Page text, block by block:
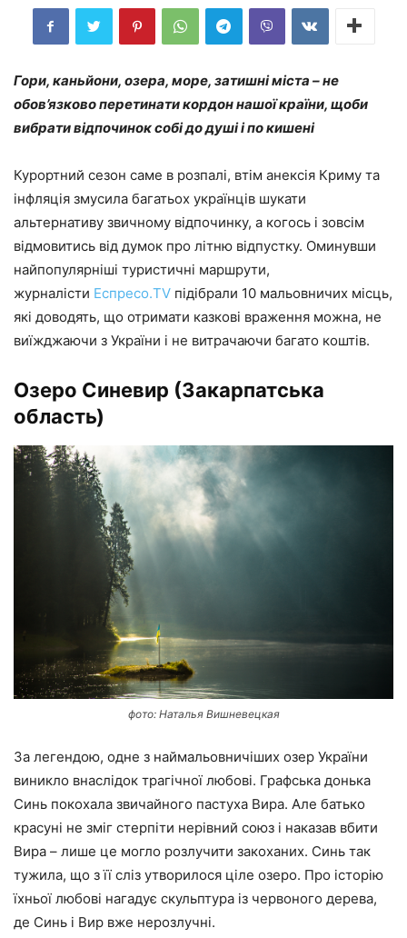
Гори, каньйони, озера, море, затишні міста – не
обов’язково перетинати кордон нашої країни, щоби
вибрати відпочинок собі до душі і по кишені
Курортний сезон саме в розпалі, втім анексія Криму та
інфляція змусила багатьох українців шукати
альтернативу звичному відпочинку, а когось і зовсім
відмовитись від думок про літню відпустку. Оминувши
найпопулярніші туристичні маршрути,
журналісти Еспресо.TV підібрали 10 мальовничих місць,
які доводять, що отримати казкові враження можна, не
виїжджаючи з України і не витрачаючи багато коштів.
Озеро Синевир (Закарпатська
область)
фото: Наталья Вишневецкая
За легендою, одне з наймальовничіших озер України
виникло внаслідок трагічної любові. Графська донька
Синь покохала звичайного пастуха Вира. Але батько
красуні не зміг стерпіти нерівний союз і наказав вбити
Вира – лише це могло розлучити закоханих. Синь так
тужила, що з її сліз утворилося ціле озеро. Про історію
їхньої любові нагадує скульптура із червоного дерева,
де Синь і Вир вже нерозлучні.